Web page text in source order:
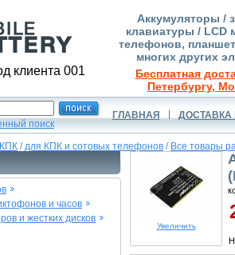
клиента 001
Аккумуляторы /
клавиатуры / LCD
телефонов,
многих других
Бесплатная
Петербургу,
поиск
ГЛАВНАЯ ДОСТАВКА
/для КПК и сотовых телефонов / Все товары
и часов
и жестких дисков
Увеличить